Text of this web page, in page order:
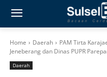
Home Daerah
PAM Tirta
Jeneberang dan Dinas PUPR
Daerah